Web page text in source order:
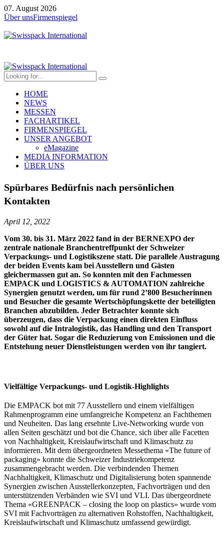
07. August 2026
Über unsFirmenspiegel
HOME
NEWS
MESSEN
FACHARTIKEL
FIRMENSPIEGEL
UNSER ANGEBOT
eMagazine
MEDIA INFORMATION
ÜBER UNS
Spürbares Bedürfnis nach persönlichen
Kontakten
April 12, 2022
Vom 30. bis 31. März 2022 fand in der BERNEXPO der
zentrale nationale Branchentreffpunkt der Schweizer
Verpackungs- und Logistikszene statt. Die parallele Austragung
der beiden Events kam bei Ausstellern und Gästen
gleichermassen gut an. So konnten mit den Fachmessen
EMPACK und LOGISTICS & AUTOMATION zahlreiche
Synergien genutzt werden, um für rund 2’800 Besucherinnen
und Besucher die gesamte Wertschöpfungskette der beteiligten
Branchen abzubilden. Jeder Betrachter konnte sich
überzeugen, dass die Verpackung einen direkten Einfluss
sowohl auf die Intralogistik, das Handling und den Transport
der Güter hat. Sogar die Reduzierung von Emissionen und die
Entstehung neuer Dienstleistungen werden von ihr tangiert.
Vielfältige Verpackungs- und Logistik-Highlights
Die EMPACK bot mit 77 Ausstellern und einem vielfältigen
Rahmenprogramm eine umfangreiche Kompetenz an Fachthemen
und Neuheiten. Das lang ersehnte Live-Networking wurde von
allen Seiten geschätzt und bot die Chance, sich über alle Facetten
von Nachhaltigkeit, Kreislaufwirtschaft und Klimaschutz zu
informieren. Mit dem übergeordneten Messethema «The future of
packaging» konnte die Schweizer Industriekompetenz
zusammengebracht werden. Die verbindenden Themen
Nachhaltigkeit, Klimaschutz und Digitalisierung boten spannende
Synergien zwischen Ausstellerkonzepten, Fachvorträgen und den
unterstützenden Verbänden wie SVI und VLI. Das übergeordnete
Thema «GREENPACK – closing the loop on plastics» wurde vom
SVI mit Fachvorträgen zu alternativen Rohstoffen, Nachhaltigkeit,
Kreislaufwirtschaft und Klimaschutz umfassend gewürdigt.